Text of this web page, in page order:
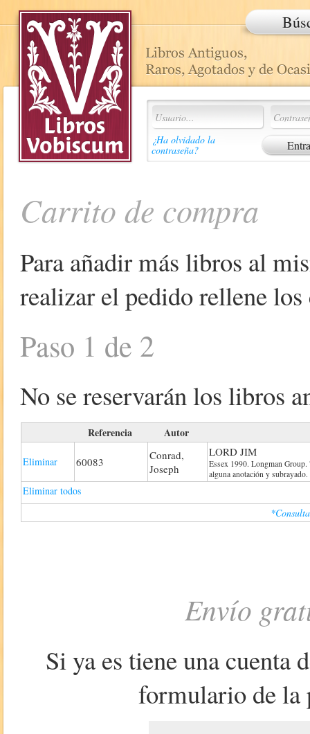
¿Ha olvidado la
contraseña?
Carrito de compra
Para añadir más libros al
realizar el pedido rellene
Paso 1 de 2
No se reservarán los libros
Referencia Autor
Eliminar 60083
Conrad,
Joseph
LORD JIM
Essex 1990. Longman
alguna anotación y subrayado.
Eliminar todos
Envío
Si ya es tiene una cuenta
formulario de la